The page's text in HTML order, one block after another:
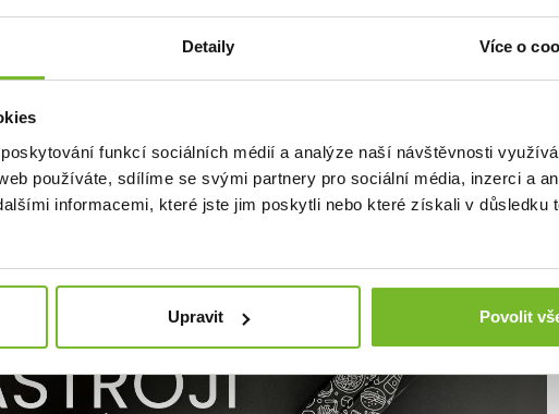
Detaily Více o
funkcí sociálních médií a analýze naší návštěvnosti
používáte, sdílíme se svými partnery pro sociální média, inzerci a
informacemi, které jste jim poskytli nebo které získali v důsledku
Upravit Povolit
Leatherman jsou synonymem pro vysoce kvalitní multifunkční
absolutní špičkou ve svém oboru. Díky kvalitě a trvanlivosti se na ně
– na vojenských misích, záchranářských operacích nebo
mechanici a všichni, pro které je skladné a vysoce funkční nářadí